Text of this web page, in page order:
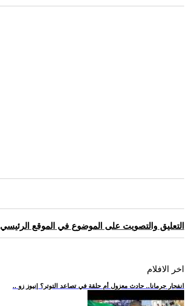
التعليق والتصويت على الموضوع في الموقع الرئيسي
اخر الافلام
.. انفجار جرمانا.. حادث معزول أم حلقة في تصاعد التوتر؟ |نيوز زو